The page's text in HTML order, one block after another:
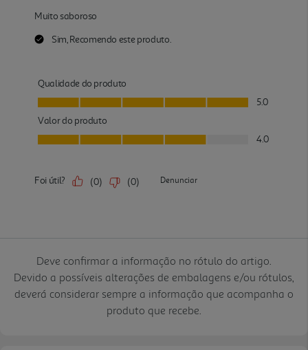
Deve confirmar a informação no rótulo do artigo.
Devido a possíveis alterações de embalagens e/ou rótulos,
deverá considerar sempre a informação que acompanha o
produto que recebe.